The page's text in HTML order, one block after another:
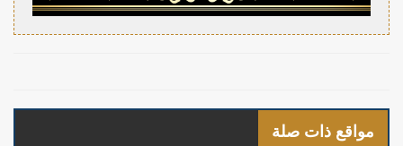
مواقع ذات صلة